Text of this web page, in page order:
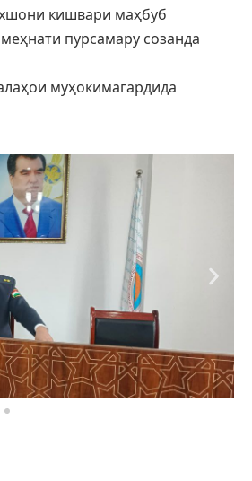
кишвари маҳбуб
пурсамару созанда
муҳокимагардида